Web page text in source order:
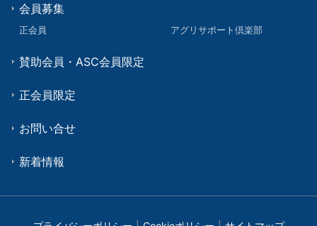
会員募集
正会員 アグリサポート倶楽部
賛助会員・ASC会員限定
正会員限定
お問い合せ
新着情報